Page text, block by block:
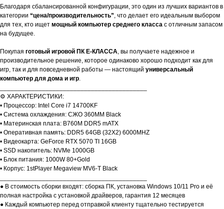
Благодаря сбалансированной конфигурации, это один из лучших вариантов в
категории “цена/производительность”, что делает его идеальным выбором
для тех, кто ищет мощный компьютер среднего класса с отличным запасом
на будущее.
Покупая готовый игровой ПК E-КЛАССА, вы получаете надежное и
производительное решение, которое одинаково хорошо подходит как для
игр, так и для повседневной работы — настоящий универсальный
компьютер для дома и игр.
⚙️ ХАРАКТЕРИСТИКИ:
• Процессор: Intel Core i7 14700KF
• Система охлаждения: СЖО 360MM Black
• Материнская плата: B760M DDR5 mATX
• Оперативная память: DDR5 64GB (32X2) 6000MHZ
• Видеокарта: GeForce RTX 5070 TI 16GB
• SSD накопитель: NVMe 1000GB
• Блок питания: 1000W 80+Gold
• Корпус: 1stPlayer Megaview MV6-T Black
● В стоимость сборки входят: сборка ПК, установка Windows 10/11 Pro и её
полная настройка с установкой драйверов, гарантия 12 месяцев
● Каждый компьютер перед отправкой клиенту тщательно тестируется